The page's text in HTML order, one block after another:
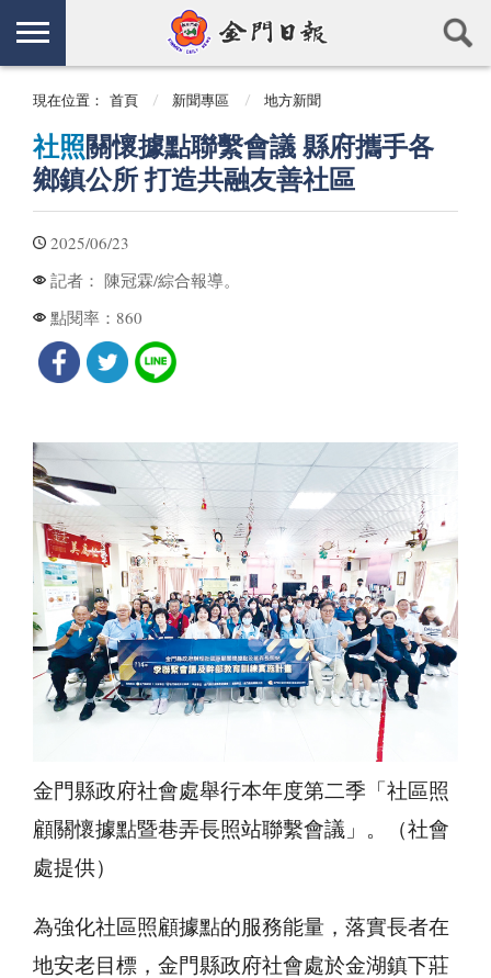
現在位置： 首頁 新聞專區 地方新聞
社照關懷據點聯繫會議 縣府攜手各
鄉鎮公所 打造共融友善社區
2025/06/23
記者： 陳冠霖/綜合報導。
點閱率： 860
金門縣政府社會處舉行本年度第二季「社區照
顧關懷據點暨巷弄長照站聯繫會議」。（社會
處提供）
為強化社區照顧據點的服務能量，落實長者在
地安老目標，金門縣政府社會處於金湖鎮下莊